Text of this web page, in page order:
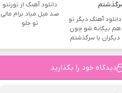
دانلود آهنگ دیگر تو
هم بیگانه شو چون
دیگران با سرگذشتم
دانلود آهنگ از تورنتو
صد میل میاد برام مالی
تو جلو
دیدگاه خود را بگذارید